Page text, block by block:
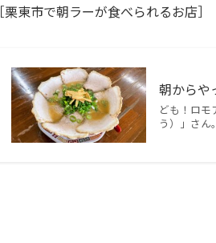
［栗東市で朝ラーが食べられるお店］
朝からや
ども！ロ
う）」さん